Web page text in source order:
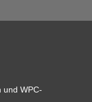
und WPC-